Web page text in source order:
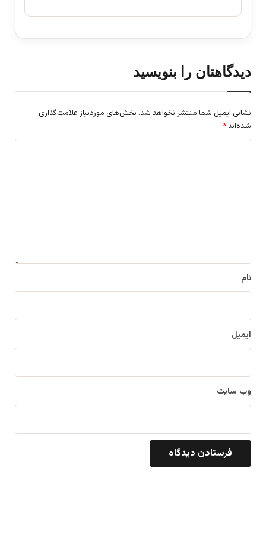
دیدگاهتان را بنویسید
نشانی ایمیل شما منتشر نخواهد شد. بخش‌های موردنیاز علامت‌گذاری
شده‌اند *
نام
ایمیل
وب‌ سایت